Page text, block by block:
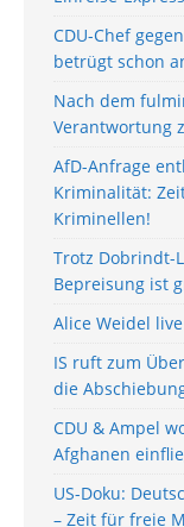
CDU-Chef
betrügt schon
Nach dem
Verantwortung
AfD-Anfrage
Kriminalität:
Kriminellen!
Trotz Dobrindt-
Bepreisung ist
Alice Weidel
IS ruft zum
die
CDU & Ampel
Afghanen
US-Doku:
– Zeit für freie